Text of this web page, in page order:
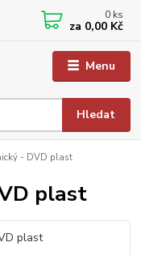
Menu
Hledat
0 ks
za 0,00 Kč
- DVD plast
plast